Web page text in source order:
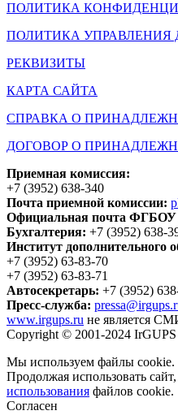
ПОЛИТИКА
ПОЛИТИКА УПРАВЛЕНИЯ
РЕКВИЗИТЫ
КАРТА САЙТА
СПРАВКА О
ДОГОВОР О
Приемная комиссия:
+7 (3952) 638-340
Почта приемной комиссии:
Официальная почта
Бухгалтерия: +7 (3952) 638-
Институт дополнительного
+7 (3952) 63-83-70
+7 (3952) 63-83-71
Автосекретарь: +7 (3952)
Пресс-служба:
www.irgups.ru не является
Copyright © 2001-2024 IrGUPS
Мы используем файлы cookie.
Продолжая использовать
использования файлов cookie.
Согласен